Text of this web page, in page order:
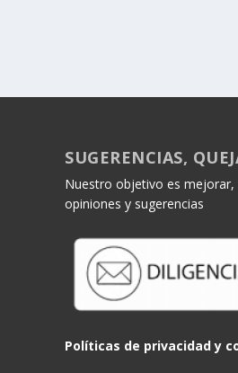
SUGERENCIAS,
Nuestro objetivo es
opiniones y sugerencias
Políticas de privacidad y